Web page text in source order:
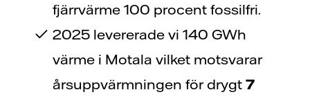
fjärrvärme 100 procent fossilfri.
2025 levererade vi 140 GWh
värme i Motala vilket motsvarar
årsuppvärmningen för drygt 7